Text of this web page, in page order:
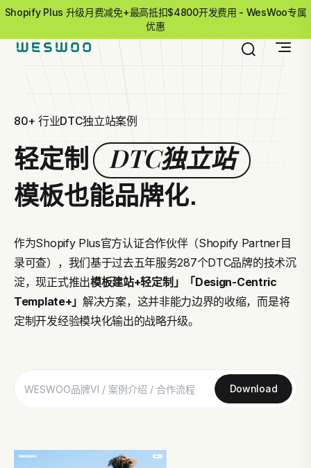
Shopify Plus 升级月费减免+最高抵扣$4800开发费用 - WesWoo专属
优惠
80+ 行业DTC独立站案例
轻定制 DTC独立站
模板也能品牌化.
作为Shopify Plus官方认证合作伙伴（Shopify Partner目
录可查），我们基于过去五年服务287个DTC品牌的技术沉
淀，现正式推出模板建站+轻定制」
「Design-Centric
Template+」 解决方案，这并非能力边界的收缩，而是将
定制开发经验模块化输出的战略升级。
Download